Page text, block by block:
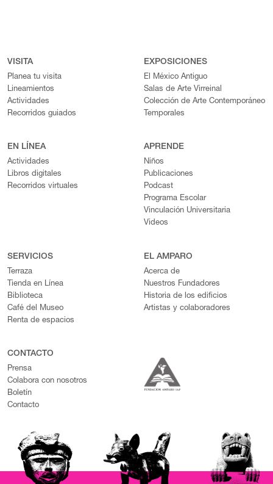
VISITA
Planea tu visita
Lineamientos
Actividades
Recorridos guiados
EXPOSICIONES
El México Antiguo
Salas de Arte Virreinal
Colección de Arte Contemporáneo
Temporales
EN LÍNEA
Actividades
Libros digitales
Recorridos virtuales
APRENDE
Niños
Publicaciones
Podcast
Programa Escolar
Vinculación Universitaria
Videos
SERVICIOS
Terraza
Tienda en Línea
Biblioteca
Café del Museo
Renta de espacios
EL AMPARO
Acerca de
Nuestros Fundadores
Historia de los edificios
Artistas y colaboradores
CONTACTO
Prensa
Colabora con nosotros
Boletín
Contacto